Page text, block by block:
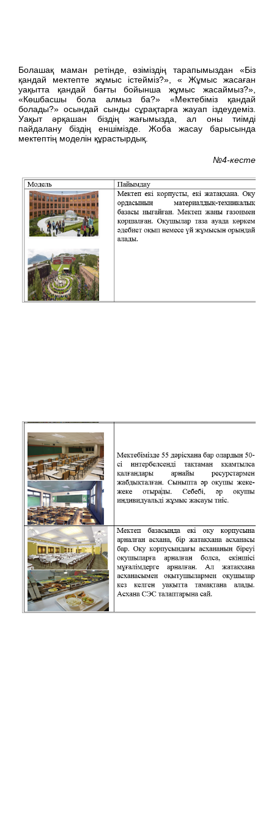
Болашақ маман ретінде, өзіміздің тарапымыздан «Біз
қандай мектепте жұмыс істейміз?», « Жұмыс жасаған
уақытта қандай бағты бойынша жұмыс жасаймыз?»,
«Көшбасшы бола алмыз ба?» «Мектебіміз қандай
болады?» осындай сынды сұрақтарға жауап іздеудеміз.
Уақыт әрқашан біздің жағымызда, ал оны тиімді
пайдалану біздің еншімізде. Жоба жасау барысында
мектептің моделін құрастырдық.
№4-кесте